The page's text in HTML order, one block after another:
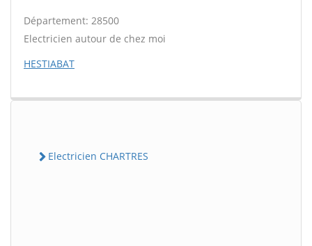
Département: 28500
Electricien autour de chez moi
HESTIABAT
Electricien CHARTRES